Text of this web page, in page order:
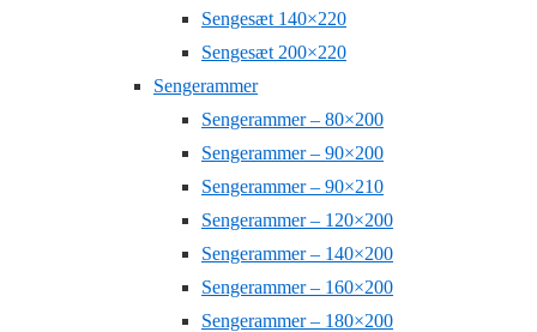
Sengesæt 140×220
Sengesæt 200×220
Sengerammer
Sengerammer – 80×200
Sengerammer – 90×200
Sengerammer – 90×210
Sengerammer – 120×200
Sengerammer – 140×200
Sengerammer – 160×200
Sengerammer – 180×200